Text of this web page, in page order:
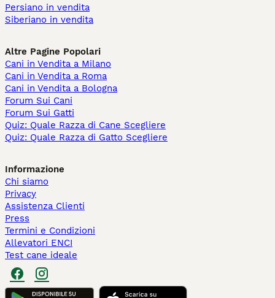
Persiano in vendita
Siberiano in vendita
Altre Pagine Popolari
Cani in Vendita a Milano
Cani in Vendita a Roma
Cani in Vendita a Bologna
Forum Sui Cani
Forum Sui Gatti
Quiz: Quale Razza di Cane Scegliere
Quiz: Quale Razza di Gatto Scegliere
Informazione
Chi siamo
Privacy
Assistenza Clienti
Press
Termini e Condizioni
Allevatori ENCI
Test cane ideale